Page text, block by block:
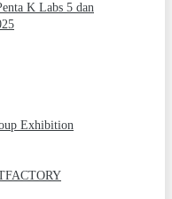
K Labs 5 dan
Exhibition